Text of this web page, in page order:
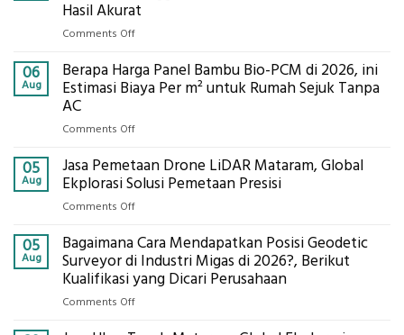
Hasil Akurat
Comments Offon
Pemasangan
Bowplank
Ukur
Presisi
untuk
Akurat
06
Aug
Berapa Harga Panel Bambu Bio-PCM di 2026, ini
Estimasi Biaya Per m² untuk Rumah Sejuk Tanpa
AC
Comments Offon
Harga
Panel
di
2026,
ini
Estimasi
05
Aug
Jasa Pemetaan Drone LiDAR Mataram, Global
Ekplorasi Solusi Pemetaan Presisi
Comments Offon
Pemetaan
Drone
LiDAR
Mataram,
05
Aug
Bagaimana Cara Mendapatkan Posisi Geodetic
Surveyor di Industri Migas di 2026?, Berikut
Kualifikasi yang Dicari Perusahaan
Comments Offon